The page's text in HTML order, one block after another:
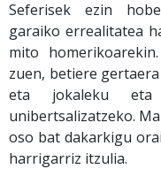
Seferisek ezin
garaiko errealitatea
mito
zuen, betiere
eta jokaleku
unibertsalizatzeko.
oso bat dakarkigu
harrigarriz itzulia.